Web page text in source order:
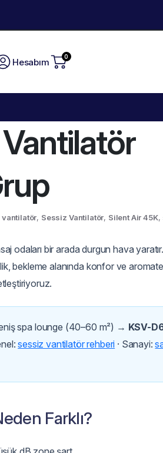
Hesabım 0
, Sessiz Vantilatör, Silent Air 45K,
odaları bir arada durgun hava yaratır.
bekleme alanında konfor ve
spa lounge (40–60 m²) → KSV-
sessiz vantilatör rehberi · Sanayi:
Farklı?